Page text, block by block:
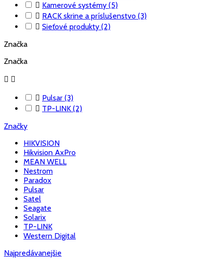
 Kamerové systémy (5)
 RACK skrine a príslušenstvo (3)
 Sieťové produkty (2)
Značka
Značka
 
 Pulsar (3)
 TP-LINK (2)
Značky
HIKVISION
Hikvision AxPro
MEAN WELL
Nestrom
Paradox
Pulsar
Satel
Seagate
Solarix
TP-LINK
Western Digital
Najpredávanejšie